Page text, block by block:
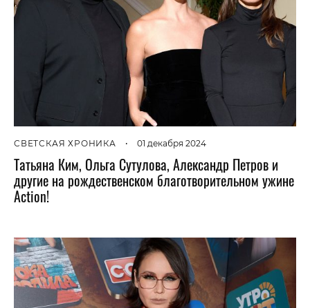
СВЕТСКАЯ ХРОНИКА • 01 декабря 2024
Татьяна Ким, Ольга Сутулова, Александр Петров и
другие на рождественском благотворительном ужине
Action!